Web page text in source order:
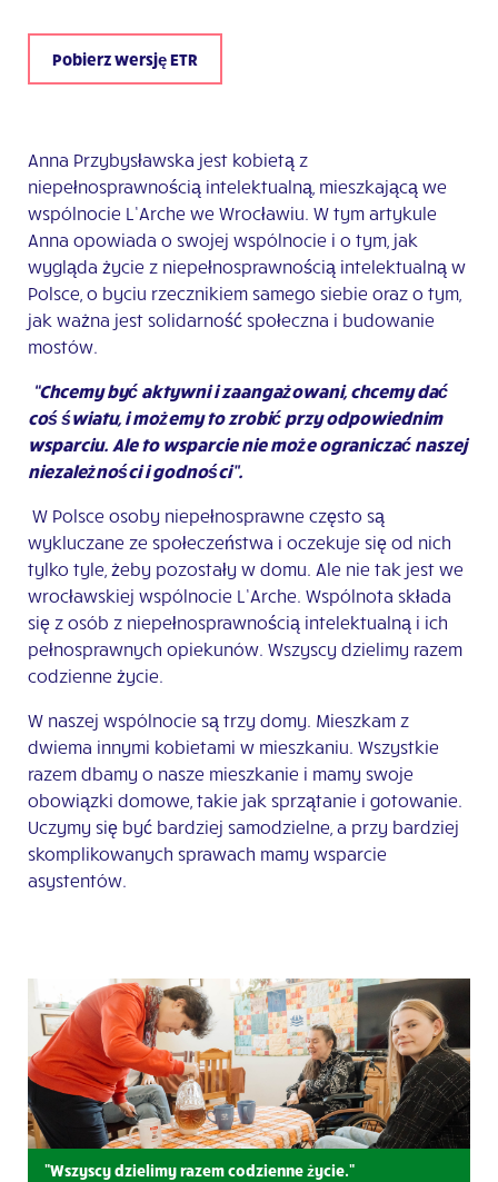
Pobierz wersję ETR
Anna Przybysławska jest kobietą z
niepełnosprawnością intelektualną, mieszkającą we
wspólnocie L’Arche we Wrocławiu. W tym artykule
Anna opowiada o swojej wspólnocie i o tym, jak
wygląda życie z niepełnosprawnością intelektualną w
Polsce, o byciu rzecznikiem samego siebie oraz o tym,
jak ważna jest solidarność społeczna i budowanie
mostów.
“Chcemy być aktywni i zaangażowani, chcemy dać
coś światu, i możemy to zrobić przy odpowiednim
wsparciu. Ale to wsparcie nie może ograniczać naszej
niezależności i godności”.
W Polsce osoby niepełnosprawne często są
wykluczane ze społeczeństwa i oczekuje się od nich
tylko tyle, żeby pozostały w domu. Ale nie tak jest we
wrocławskiej wspólnocie L’Arche. Wspólnota składa
się z osób z niepełnosprawnością intelektualną i ich
pełnosprawnych opiekunów. Wszyscy dzielimy razem
codzienne życie.
W naszej wspólnocie są trzy domy. Mieszkam z
dwiema innymi kobietami w mieszkaniu. Wszystkie
razem dbamy o nasze mieszkanie i mamy swoje
obowiązki domowe, takie jak sprzątanie i gotowanie.
Uczymy się być bardziej samodzielne, a przy bardziej
skomplikowanych sprawach mamy wsparcie
asystentów.
"Wszyscy dzielimy razem codzienne życie."